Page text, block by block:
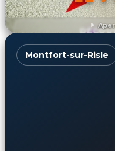
Montfort-sur-Risle